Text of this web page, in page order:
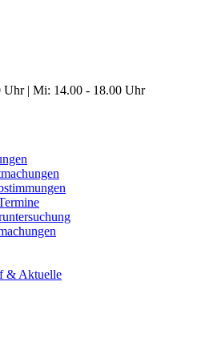
Uhr | Mi: 14.00 - 18.00 Uhr
& Aktuelle